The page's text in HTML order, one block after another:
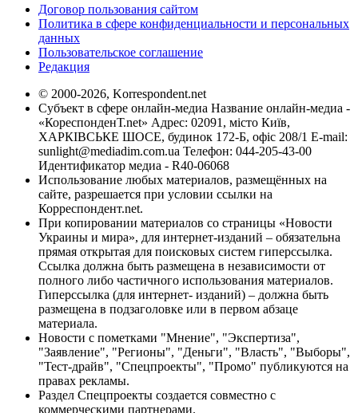
Договор пользования сайтом
Политика в сфере конфиденциальности и персональных
данных
Пользовательское соглашение
Редакция
© 2000-2026, Korrespondent.net
Субъект в сфере онлайн-медиа Название онлайн-медиа -
«КореспонденТ.net» Адрес: 02091, місто Київ,
ХАРКІВСЬКЕ ШОСЕ, будинок 172-Б, офіс 208/1 E-mail:
sunlight@mediadim.com.ua Телефон: 044-205-43-00
Идентификатор медиа - R40-06068
Использование любых материалов, размещённых на
сайте, разрешается при условии ссылки на
Корреспондент.net.
При копировании материалов со страницы «Новости
Украины и мира», для интернет-изданий – обязательна
прямая открытая для поисковых систем гиперссылка.
Ссылка должна быть размещена в независимости от
полного либо частичного использования материалов.
Гиперссылка (для интернет- изданий) – должна быть
размещена в подзаголовке или в первом абзаце
материала.
Новости с пометками "Мнение", "Экспертиза",
"Заявление", "Регионы", "Деньги", "Власть", "Выборы",
"Тест-драйв", "Спецпроекты", "Промо" публикуются на
правах рекламы.
Раздел Спецпроекты создается совместно с
коммерческими партнерами.